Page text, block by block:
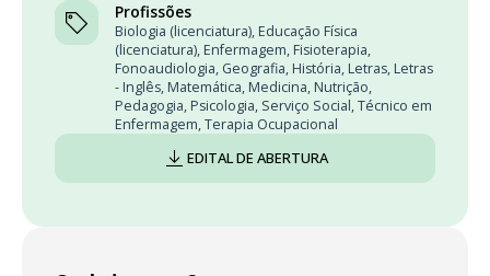
Profissões
Biologia (licenciatura), Educação Física
(licenciatura), Enfermagem, Fisioterapia,
Fonoaudiologia, Geografia, História, Letras, Letras
- Inglês, Matemática, Medicina, Nutrição,
Pedagogia, Psicologia, Serviço Social,Técnico em
Enfermagem,Terapia Ocupacional
EDITAL DE ABERTURA